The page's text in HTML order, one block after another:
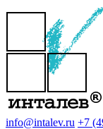
info@intalev.ru +7